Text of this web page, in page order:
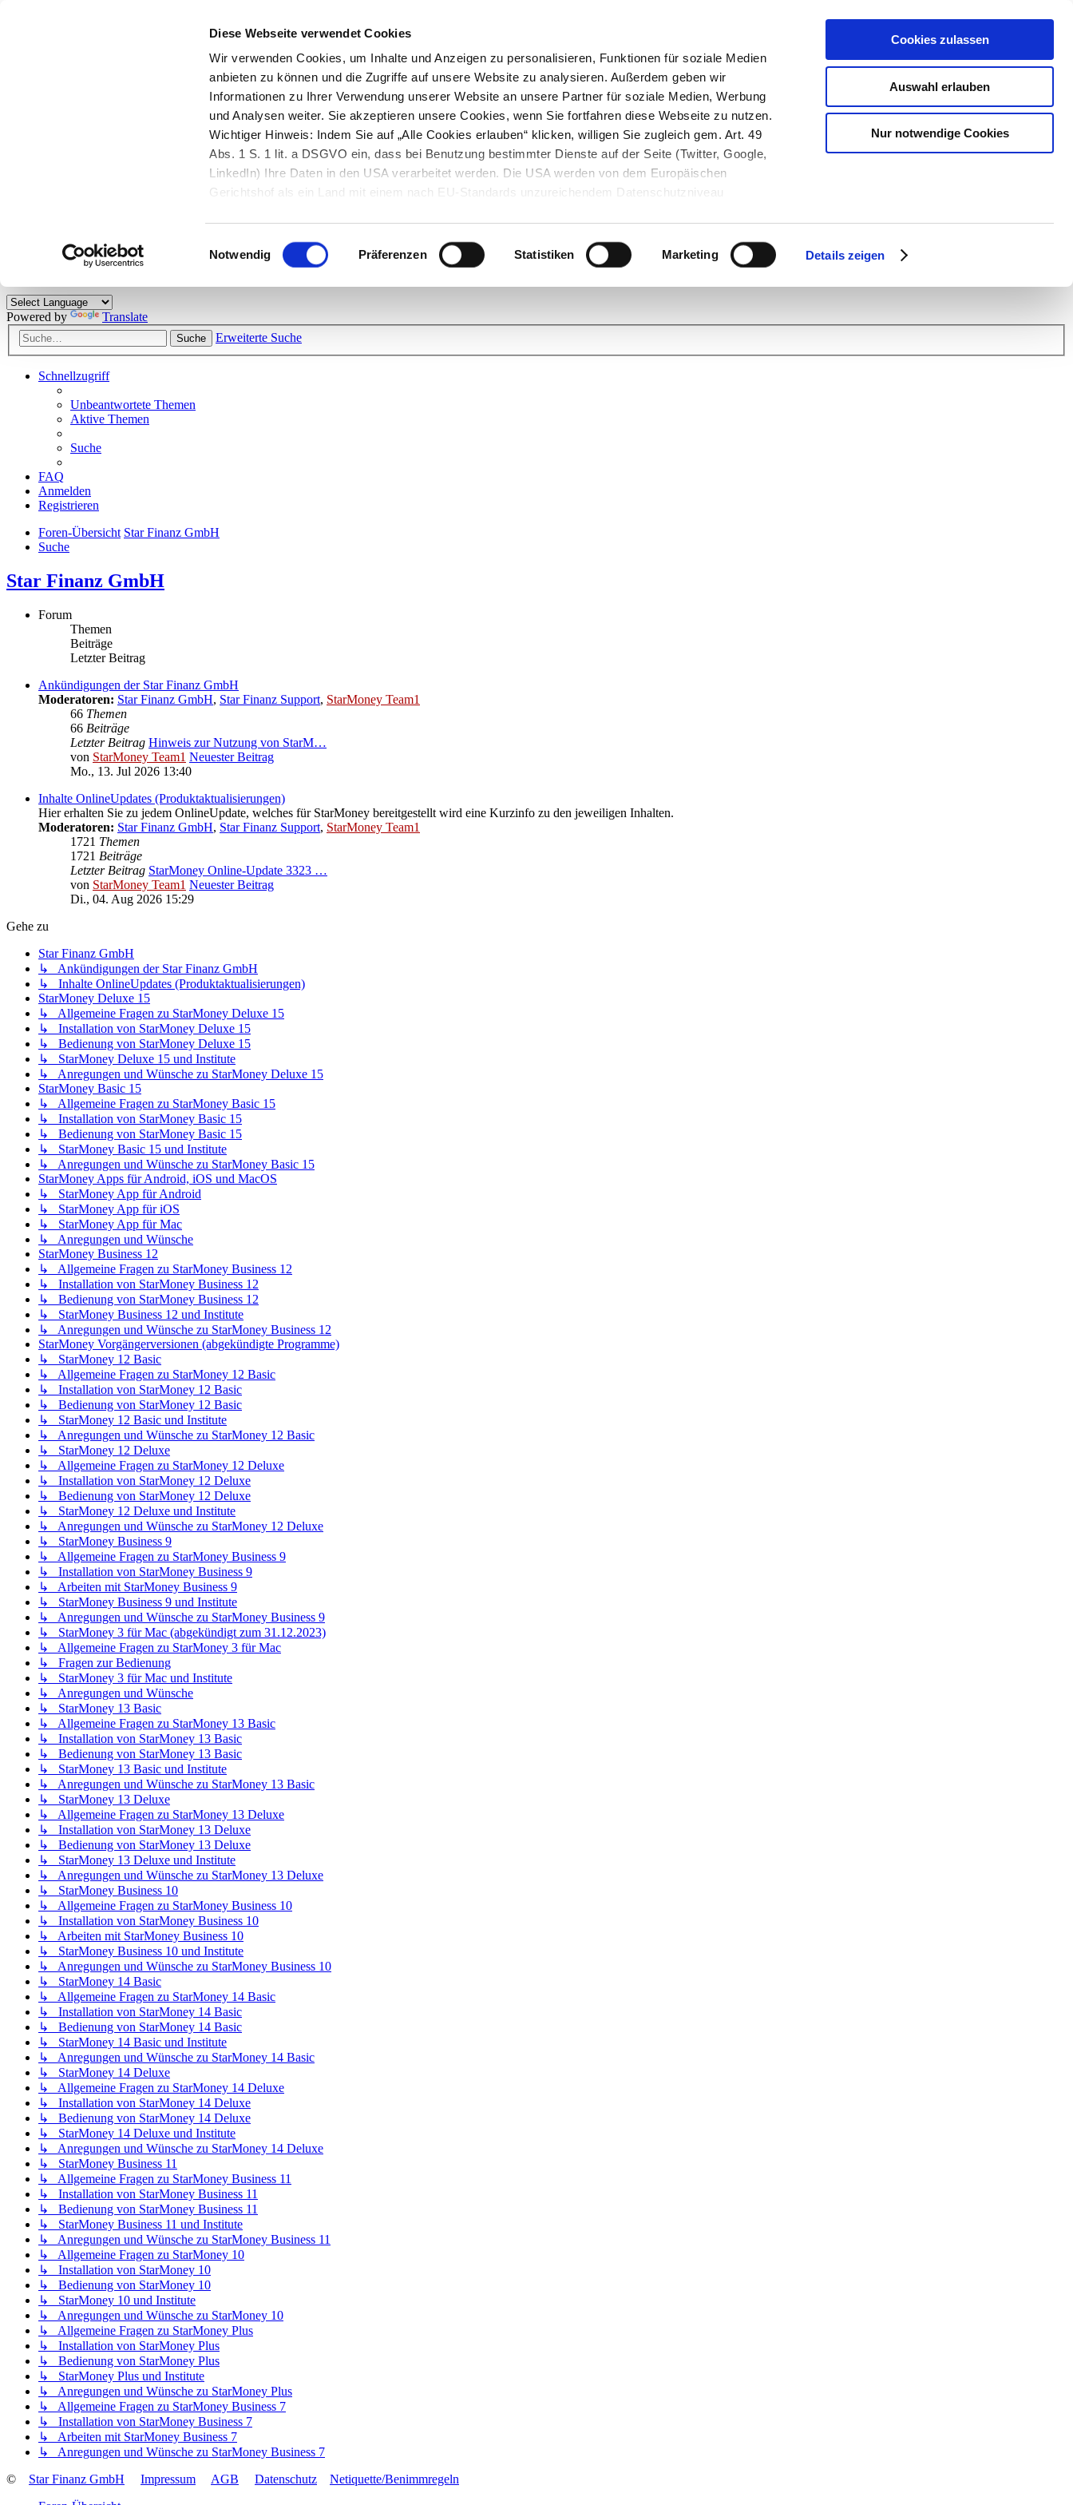
Diese Webseite verwendet Cookies
Wir verwenden Cookies, um Inhalte und Anzeigen zu personalisieren, Funktionen für soziale Medien
anbieten zu können und die Zugriffe auf unsere Website zu analysieren. Außerdem geben wir
Informationen zu Ihrer Verwendung unserer Website an unsere Partner für soziale Medien, Werbung
und Analysen weiter. Sie akzeptieren unsere Cookies, wenn Sie fortfahren diese Webseite zu nutzen.
Wichtiger Hinweis: Indem Sie auf „Alle Cookies erlauben“ klicken, willigen Sie zugleich gem. Art. 49
Abs. 1 S. 1 lit. a DSGVO ein, dass bei Benutzung bestimmter Dienste auf der Seite (Twitter, Google,
LinkedIn) Ihre Daten in den USA verarbeitet werden. Die USA werden von dem Europäischen
Gerichtshof als ein Land mit einem nach EU-Standards unzureichendem Datenschutzniveau
Einwilligungsauswahl
Notwendig Präferenzen Statistiken Marketing Details zeigen
Cookies zulassen
Auswahl erlauben
Nur notwendige Cookies
Herzlich willkommen!
Kunden viele nützliche Hilfestellungen und interessante Tipps und Tricks. Stellen Sie Ihre Fragen und helfen Sie mit Ihrem Wissen anderen weiter.
Powered by Translate
Suche Erweiterte Suche
Schnellzugriff
Unbeantwortete Themen
Aktive Themen
Suche
FAQ
Anmelden
Registrieren
Foren-Übersicht Star Finanz GmbH
Suche
Star Finanz GmbH
Forum
Themen
Beiträge
Letzter Beitrag
Ankündigungen der Star Finanz GmbH
Moderatoren: Star Finanz GmbH, Star Finanz Support, StarMoney Team1
66 Themen
66 Beiträge
Letzter Beitrag Hinweis zur Nutzung von StarM…
von StarMoney Team1 Neuester Beitrag
Mo., 13. Jul 2026 13:40
Inhalte OnlineUpdates (Produktaktualisierungen)
Hier erhalten Sie zu jedem OnlineUpdate, welches für StarMoney bereitgestellt wird eine Kurzinfo zu den jeweiligen Inhalten.
Moderatoren: Star Finanz GmbH, Star Finanz Support, StarMoney Team1
1721 Themen
1721 Beiträge
Letzter Beitrag StarMoney Online-Update 3323 …
von StarMoney Team1 Neuester Beitrag
Di., 04. Aug 2026 15:29
Gehe zu
Star Finanz GmbH
↳ Ankündigungen der Star Finanz GmbH
↳ Inhalte OnlineUpdates (Produktaktualisierungen)
StarMoney Deluxe 15
↳ Allgemeine Fragen zu StarMoney Deluxe 15
↳ Installation von StarMoney Deluxe 15
↳ Bedienung von StarMoney Deluxe 15
↳ StarMoney Deluxe 15 und Institute
↳ Anregungen und Wünsche zu StarMoney Deluxe 15
StarMoney Basic 15
↳ Allgemeine Fragen zu StarMoney Basic 15
↳ Installation von StarMoney Basic 15
↳ Bedienung von StarMoney Basic 15
↳ StarMoney Basic 15 und Institute
↳ Anregungen und Wünsche zu StarMoney Basic 15
StarMoney Apps für Android, iOS und MacOS
↳ StarMoney App für Android
↳ StarMoney App für iOS
↳ StarMoney App für Mac
↳ Anregungen und Wünsche
StarMoney Business 12
↳ Allgemeine Fragen zu StarMoney Business 12
↳ Installation von StarMoney Business 12
↳ Bedienung von StarMoney Business 12
↳ StarMoney Business 12 und Institute
↳ Anregungen und Wünsche zu StarMoney Business 12
StarMoney Vorgängerversionen (abgekündigte Programme)
↳ StarMoney 12 Basic
↳ Allgemeine Fragen zu StarMoney 12 Basic
↳ Installation von StarMoney 12 Basic
↳ Bedienung von StarMoney 12 Basic
↳ StarMoney 12 Basic und Institute
↳ Anregungen und Wünsche zu StarMoney 12 Basic
↳ StarMoney 12 Deluxe
↳ Allgemeine Fragen zu StarMoney 12 Deluxe
↳ Installation von StarMoney 12 Deluxe
↳ Bedienung von StarMoney 12 Deluxe
↳ StarMoney 12 Deluxe und Institute
↳ Anregungen und Wünsche zu StarMoney 12 Deluxe
↳ StarMoney Business 9
↳ Allgemeine Fragen zu StarMoney Business 9
↳ Installation von StarMoney Business 9
↳ Arbeiten mit StarMoney Business 9
↳ StarMoney Business 9 und Institute
↳ Anregungen und Wünsche zu StarMoney Business 9
↳ StarMoney 3 für Mac (abgekündigt zum 31.12.2023)
↳ Allgemeine Fragen zu StarMoney 3 für Mac
↳ Fragen zur Bedienung
↳ StarMoney 3 für Mac und Institute
↳ Anregungen und Wünsche
↳ StarMoney 13 Basic
↳ Allgemeine Fragen zu StarMoney 13 Basic
↳ Installation von StarMoney 13 Basic
↳ Bedienung von StarMoney 13 Basic
↳ StarMoney 13 Basic und Institute
↳ Anregungen und Wünsche zu StarMoney 13 Basic
↳ StarMoney 13 Deluxe
↳ Allgemeine Fragen zu StarMoney 13 Deluxe
↳ Installation von StarMoney 13 Deluxe
↳ Bedienung von StarMoney 13 Deluxe
↳ StarMoney 13 Deluxe und Institute
↳ Anregungen und Wünsche zu StarMoney 13 Deluxe
↳ StarMoney Business 10
↳ Allgemeine Fragen zu StarMoney Business 10
↳ Installation von StarMoney Business 10
↳ Arbeiten mit StarMoney Business 10
↳ StarMoney Business 10 und Institute
↳ Anregungen und Wünsche zu StarMoney Business 10
↳ StarMoney 14 Basic
↳ Allgemeine Fragen zu StarMoney 14 Basic
↳ Installation von StarMoney 14 Basic
↳ Bedienung von StarMoney 14 Basic
↳ StarMoney 14 Basic und Institute
↳ Anregungen und Wünsche zu StarMoney 14 Basic
↳ StarMoney 14 Deluxe
↳ Allgemeine Fragen zu StarMoney 14 Deluxe
↳ Installation von StarMoney 14 Deluxe
↳ Bedienung von StarMoney 14 Deluxe
↳ StarMoney 14 Deluxe und Institute
↳ Anregungen und Wünsche zu StarMoney 14 Deluxe
↳ StarMoney Business 11
↳ Allgemeine Fragen zu StarMoney Business 11
↳ Installation von StarMoney Business 11
↳ Bedienung von StarMoney Business 11
↳ StarMoney Business 11 und Institute
↳ Anregungen und Wünsche zu StarMoney Business 11
↳ Allgemeine Fragen zu StarMoney 10
↳ Installation von StarMoney 10
↳ Bedienung von StarMoney 10
↳ StarMoney 10 und Institute
↳ Anregungen und Wünsche zu StarMoney 10
↳ Allgemeine Fragen zu StarMoney Plus
↳ Installation von StarMoney Plus
↳ Bedienung von StarMoney Plus
↳ StarMoney Plus und Institute
↳ Anregungen und Wünsche zu StarMoney Plus
↳ Allgemeine Fragen zu StarMoney Business 7
↳ Installation von StarMoney Business 7
↳ Arbeiten mit StarMoney Business 7
↳ Anregungen und Wünsche zu StarMoney Business 7
©
Star Finanz GmbH Impressum AGB Datenschutz
Netiquette/Benimmregeln